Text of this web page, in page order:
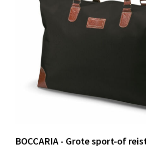
BOCCARIA - Grote sport-of